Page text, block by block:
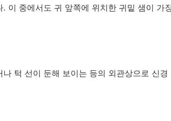
이 중에서도 귀 앞쪽에 위치한 귀밑 샘이 가
턱 선이 둔해 보이는 등의 외관상으로 신